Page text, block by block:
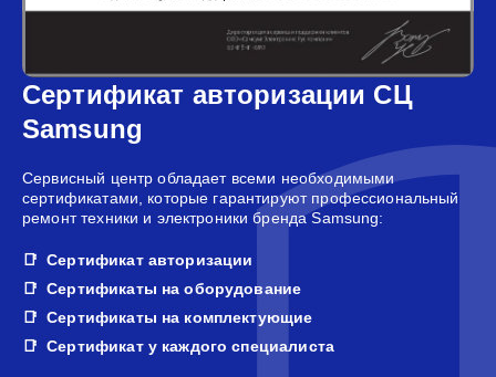
Сертификат авторизации СЦ
Samsung
Сервисный центр обладает всеми необходимыми
сертификатами, которые гарантируют профессиональный
ремонт техники и электроники бренда Samsung:
Сертификат авторизации
Сертификаты на оборудование
Сертификаты на комплектующие
Сертификат у каждого специалиста